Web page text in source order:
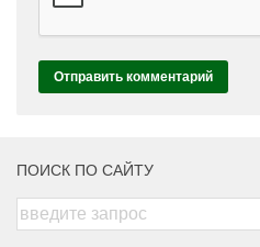
ПОИСК ПО САЙТУ